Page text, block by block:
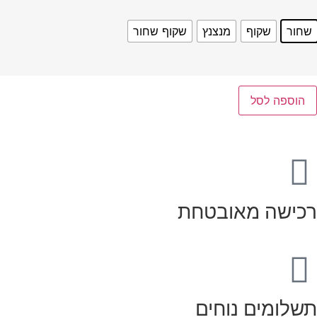
שחור שקוף מנצנץ שקוף שחור
הוספה לסל
רכישה מאובטחת
תשלומים נוחים